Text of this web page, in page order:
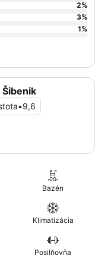
•9,6
2%
3%
1%
Bazén
Klimatizácia
Posilňovňa